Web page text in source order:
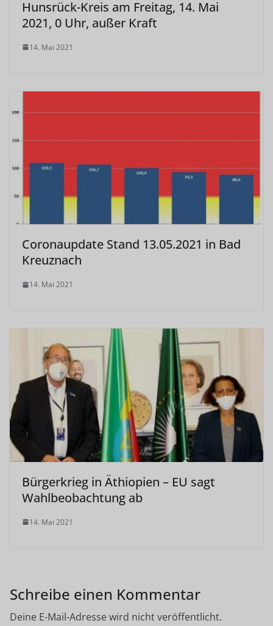
Hunsrück-Kreis am Freitag, 14. Mai
2021, 0 Uhr, außer Kraft
14. Mai 2021
Coronaupdate Stand 13.05.2021 in Bad
Kreuznach
14. Mai 2021
Bürgerkrieg in Äthiopien – EU sagt
Wahlbeobachtung ab
14. Mai 2021
Schreibe einen Kommentar
Deine E-Mail-Adresse wird nicht veröffentlicht.